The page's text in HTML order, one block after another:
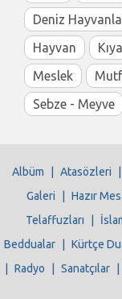
Deniz
Hayvan
Meslek
Sebze - Meyve
Albüm Atasözleri
Galeri
Hazır
Telaffuzları
Beddualar
Kürtçe
Radyo Sanatçılar